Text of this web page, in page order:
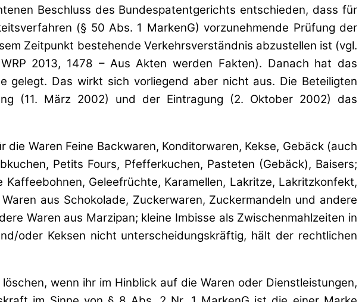
Beschluss des Bundespatentgerichts entschieden, dass für
(§ 50 Abs. 1 MarkenG) vorzunehmende Prüfung der
Zeitpunkt bestehende Verkehrsverständnis abzustellen ist (vgl.
2013, 1478 – Aus Akten werden Fakten). Danach hat das
gelegt. Das wirkt sich vorliegend aber nicht aus. Die Beteiligten
(11. März 2002) und der Eintragung (2. Oktober 2002) das
Waren Feine Backwaren, Konditorwaren, Kekse, Gebäck (auch
Petits Fours, Pfefferkuchen, Pasteten (Gebäck), Baisers;
Geleefrüchte, Karamellen, Lakritze, Lakritzkonfekt,
aus Schokolade, Zuckerwaren, Zuckermandeln und andere
Waren aus Marzipan; kleine Imbisse als Zwischenmahlzeiten in
oder Keksen nicht unterscheidungskräftig, hält der rechtlichen
wenn ihr im Hinblick auf die Waren oder Dienstleistungen,